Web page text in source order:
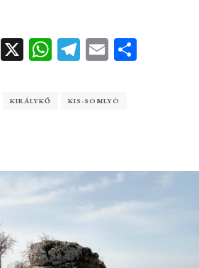
Messenger
X WhatsApp
Telegram
Email
KIRÁLYKŐ KIS-SOMLYÓ